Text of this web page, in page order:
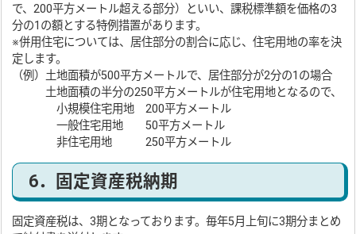
で、200平方メートル超える部分）といい、課税標準額を価格の3
分の1の額とする特例措置があります。
※併用住宅については、居住部分の割合に応じ、住宅用地の率を決
定します。
（例）土地面積が500平方メートルで、居住部分が2分の1の場合
土地面積の半分の250平方メートルが住宅用地となるので、
小規模住宅用地 200平方メートル
一般住宅用地 50平方メートル
非住宅用地 250平方メートル
6．固定資産税納期
固定資産税は、3期となっております。毎年5月上旬に3期分まとめ